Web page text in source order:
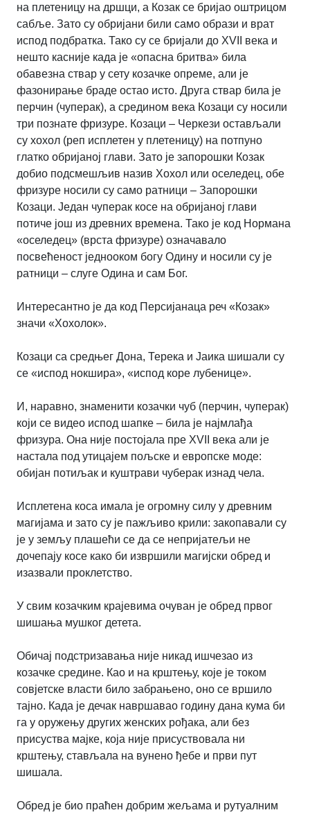
на плетеницу на дршци, а Козак се бријао оштрицом
сабље. Зато су обријани били само образи и врат
испод подбратка. Тако су се бријали до XVII века и
нешто касније када је «опасна бритва» била
обавезна ствар у сету козачке опреме, али је
фазонирање браде остао исто. Друга ствар била је
перчин (чуперак), а средином века Козаци су носили
три познате фризуре. Козаци – Черкези остављали
су хохол (реп исплетен у плетеницу) на потпуно
глатко обријаној глави. Зато је запорошки Козак
добио подсмешљив назив Хохол или оселедец, обе
фризуре носили су само ратници – Запорошки
Козаци. Један чуперак косе на обријаној глави
потиче још из древних времена. Тако је код Нормана
«оселедец» (врста фризуре) означавало
посвећеност једнооком богу Одину и носили су је
ратници – слуге Одина и сам Бог.
Интересантно је да код Персијанаца реч «Козак»
значи «Хохолок».
Козаци са средњег Дона, Терека и Јаика шишали су
се «испод нокшира», «испод коре лубенице».
И, наравно, знаменити козачки чуб (перчин, чуперак)
који се видео испод шапке – била је најмлађа
фризура. Она није постојала пре ХVII века али је
настала под утицајем пољске и европске моде:
обијан потиљак и куштрави чуберак изнад чела.
Исплетена коса имала је огромну силу у древним
магијама и зато су је пажљиво крили: закопавали су
је у земљу плашећи се да се непријатељи не
дочепају косе како би извршили магијски обред и
изазвали проклетство.
У свим козачким крајевима очуван је обред првог
шишања мушког детета.
Обичај подстризавања није никад ишчезао из
козачке средине. Као и на крштењу, које је током
совјетске власти било забрањено, оно се вршило
тајно. Када је дечак навршавао годину дана кума би
га у оружењу других женских рођака, али без
присуства мајке, која није присуствовала ни
крштењу, стављала на вунено ђебе и први пут
шишала.
Обред је био праћен добрим жељама и рутуалним